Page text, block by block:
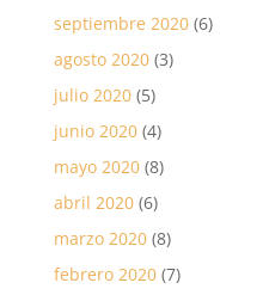
septiembre 2020(6)
agosto 2020(3)
julio 2020(5)
junio 2020(4)
mayo 2020(8)
abril 2020(6)
marzo 2020(8)
febrero 2020(7)